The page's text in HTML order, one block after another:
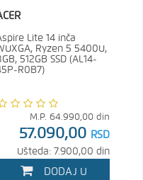
Lite 14 inča
Ryzen 5 5400U,
512GB SSD (AL14-
R0B7)
M.P. 64.990,00 din
57.090,00 RSD
Ušteda: 7.900,00 din
DODAJ U